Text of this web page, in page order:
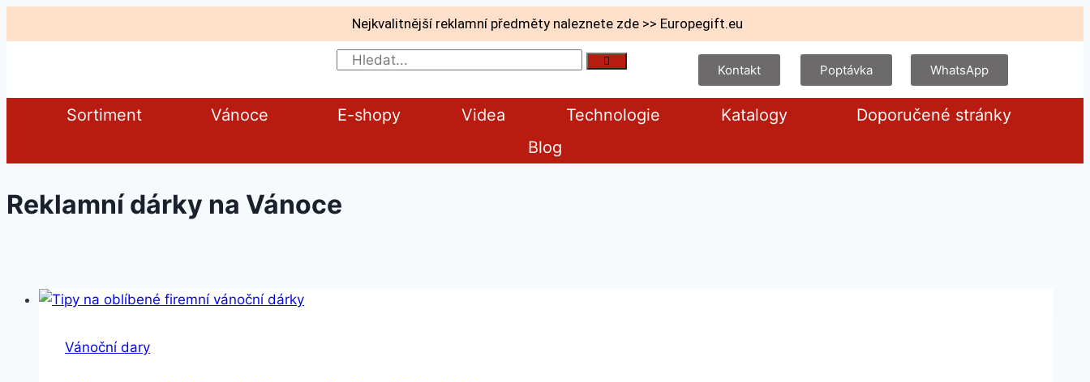
Nejkvalitnější reklamní předměty naleznete zde >> Europegift.eu
Kontakt Poptávka WhatsApp
Sortiment Vánoce E-shopy Videa Technologie Katalogy
Doporučené stránky
Blog
Reklamní dárky na Vánoce
Vánoční dary